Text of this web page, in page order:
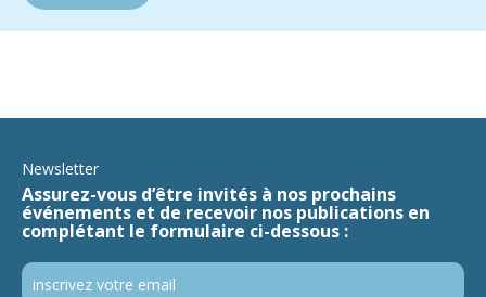
Newsletter
Assurez-vous d’être invités à nos prochains
événements et de recevoir nos publications en
complétant le formulaire ci-dessous :